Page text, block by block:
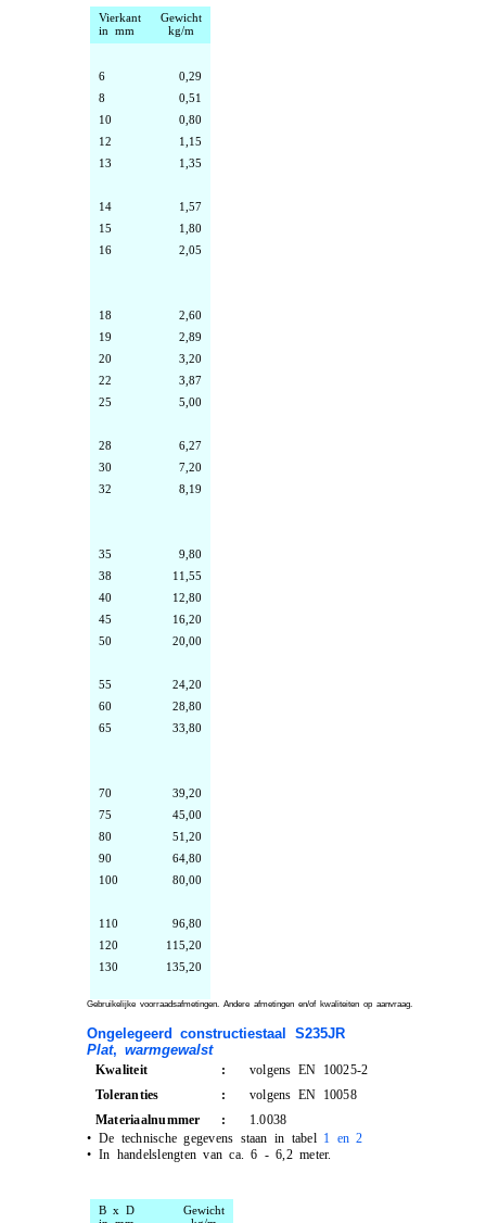
Vierkant
in mm
Gewicht
kg/m
6
0,29
8
0,51
10
0,80
12
1,15
13
1,35
14
1,57
15
1,80
16
2,05
18
2,60
19
2,89
20
3,20
22
3,87
25
5,00
28
6,27
30
7,20
32
8,19
35
9,80
38
11,55
40
12,80
45
16,20
50
20,00
55
24,20
60
28,80
65
33,80
70
39,20
75
45,00
80
51,20
90
64,80
100
80,00
110
96,80
120
115,20
130
135,20
Gebruikelijke voorraadsafmetingen. Andere afmetingen en/of kwaliteiten op aanvraag.
Ongelegeerd constructiestaal S235JR
Plat,warmgewalst
Kwaliteit :
volgens EN 10025-2
Toleranties
:
volgens EN 10058
Materiaalnummer
:
1.0038
• De technische gegevens staan in tabel 1 en 2
• In handelslengten van ca. 6 - 6,2 meter.
B x D
Gewicht